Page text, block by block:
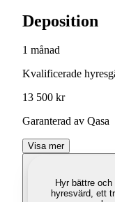
Deposition
1 månad
Kvalificerade
13 500 kr
Garanterad av Qasa
Visa mer
Hyr bättre
hyresvärd, ett